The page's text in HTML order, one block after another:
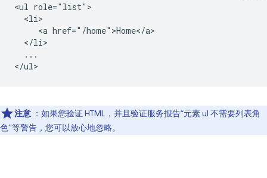
<ul role="list">
  <li>
     <a href="/home">Home</a>
  </li>
  ...
注意 ：如果您验证 HTML，并且验证服务报告“元素 ul 不需要列表角
色”等警告，您可以放心地忽略。